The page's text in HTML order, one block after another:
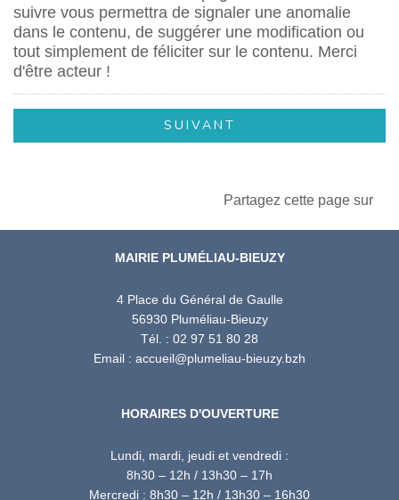
suivre vous permettra de signaler une anomalie
dans le contenu, de suggérer une modification ou
tout simplement de féliciter sur le contenu. Merci
d'être acteur !
Partagez cette page sur
MAIRIE PLUMÉLIAU-BIEUZY
4 Place du Général de Gaulle
56930 Pluméliau-Bieuzy
Tél. : 02 97 51 80 28
Email : accueil@plumeliau-bieuzy.bzh
HORAIRES D'OUVERTURE
Lundi, mardi, jeudi et vendredi :
8h30 – 12h / 13h30 – 17h
Mercredi : 8h30 – 12h / 13h30 – 16h30